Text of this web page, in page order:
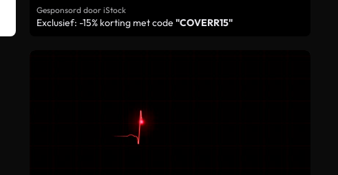
Gesponsord door iStock
Exclusief: -15% korting met code "COVERR15"